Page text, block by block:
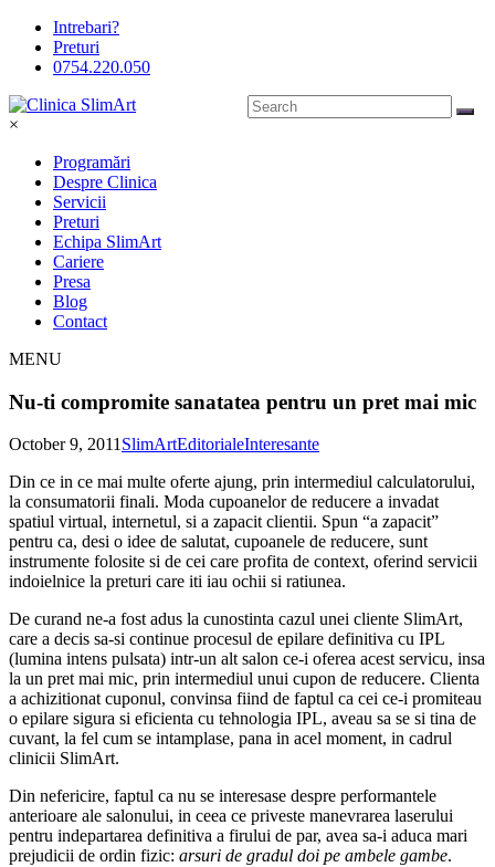
Intrebari?
Preturi
0754.220.050
×
Programări
Despre Clinica
Servicii
Preturi
Echipa SlimArt
Cariere
Presa
Blog
Contact
MENU
Nu-ti compromite sanatatea pentru un pret mai mic
October 9, 2011SlimArtEditorialeInteresante
Din ce in ce mai multe oferte ajung, prin intermediul calculatorului,
la consumatorii finali. Moda cupoanelor de reducere a invadat
spatiul virtual, internetul, si a zapacit clientii. Spun “a zapacit”
pentru ca, desi o idee de salutat, cupoanele de reducere, sunt
instrumente folosite si de cei care profita de context, oferind servicii
indoielnice la preturi care iti iau ochii si ratiunea.
De curand ne-a fost adus la cunostinta cazul unei cliente SlimArt,
care a decis sa-si continue procesul de epilare definitiva cu IPL
(lumina intens pulsata) intr-un alt salon ce-i oferea acest servicu, insa
la un pret mai mic, prin intermediul unui cupon de reducere. Clienta
a achizitionat cuponul, convinsa fiind de faptul ca cei ce-i promiteau
o epilare sigura si eficienta cu tehnologia IPL, aveau sa se si tina de
cuvant, la fel cum se intamplase, pana in acel moment, in cadrul
clinicii SlimArt.
Din nefericire, faptul ca nu se interesase despre performantele
anterioare ale salonului, in ceea ce priveste manevrarea laserului
pentru indepartarea definitiva a firului de par, avea sa-i aduca mari
prejudicii de ordin fizic: arsuri de gradul doi pe ambele gambe.